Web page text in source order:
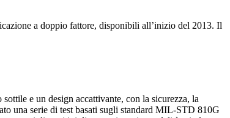
a doppio fattore, disponibili all’inizio del 2013. Il
e un design accattivante, con la sicurezza, la
una serie di test basati sugli standard MIL-STD 810G